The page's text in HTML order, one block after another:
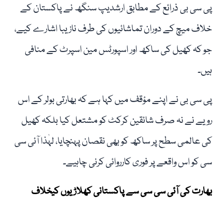
پی سی بی ذرائع کے مطابق ارشدیپ سنگھ نے پاکستان کے
خلاف میچ کے دوران تماشائیوں کی طرف نازیبا اشارے کیے،
جو کہ کھیل کی ساکھ اور اسپورٹس مین اسپرٹ کے منافی
ہیں۔
پی سی بی نے اپنے مؤقف میں کہا ہے کہ بھارتی بولر کے اس
رویے نے نہ صرف شائقین کرکٹ کو مشتعل کیا بلکہ کھیل
کی عالمی سطح پر ساکھ کو بھی نقصان پہنچایا، لہٰذا آئی سی
سی کو اس واقعے پر فوری کارروائی کرنی چاہیے۔
بھارت کی آئی سی سی سے پاکستانی کھلاڑیوں کیخلاف